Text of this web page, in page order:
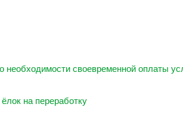
необходимости своевременной оплаты
на переработку